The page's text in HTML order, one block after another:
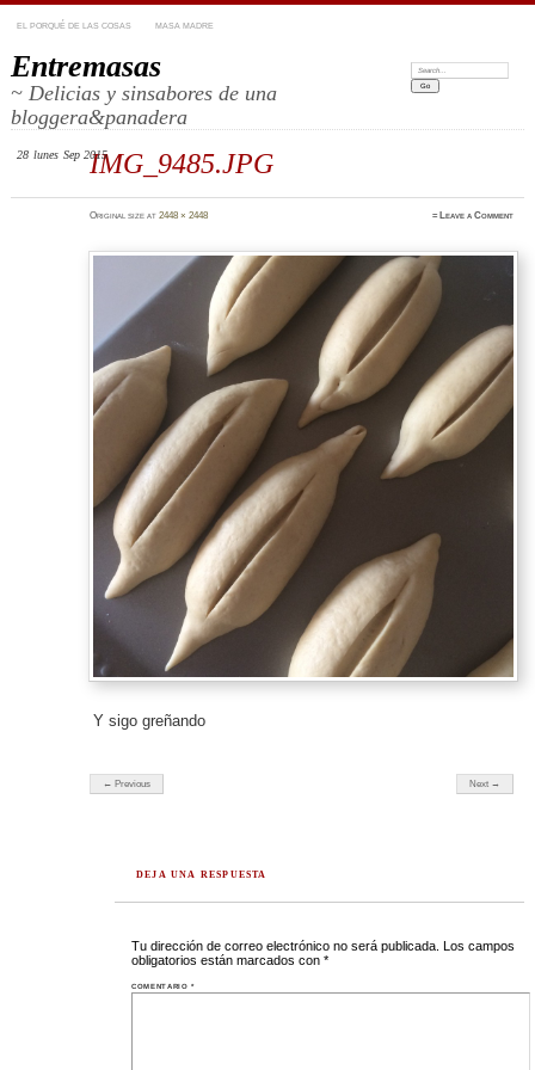
EL PORQUÉ DE LAS COSAS MASA MADRE
Entremasas
~ Delicias y sinsabores de una
bloggera&panadera
Search:
IMG_9485.JPG
28 lunes Sep 2015
Original size at 2448 × 2448 ≈ Leave a Comment
Y sigo greñando
← Previous Next →
DEJA UNA RESPUESTA
Tu dirección de correo electrónico no será publicada. Los campos
obligatorios están marcados con*
COMENTARIO*